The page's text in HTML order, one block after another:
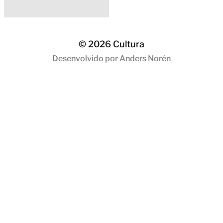
© 2026 Cultura
Desenvolvido por Anders Norén